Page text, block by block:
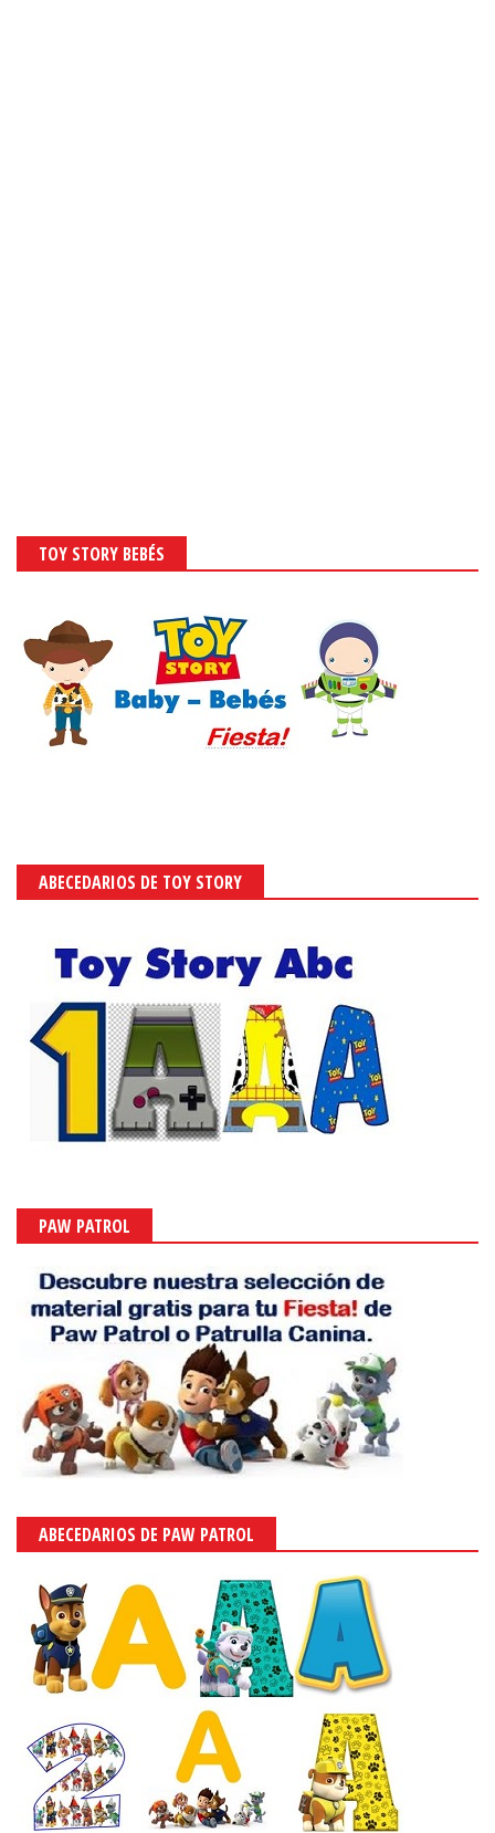
TOY STORY BEBÉS
ABECEDARIOS DE TOY STORY
PAW PATROL
ABECEDARIOS DE PAW PATROL